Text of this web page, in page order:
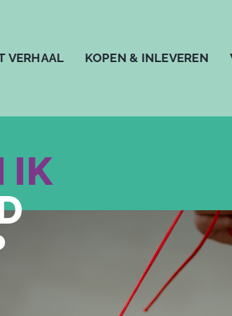
VERHAAL KOPEN & INLEVEREN
IK